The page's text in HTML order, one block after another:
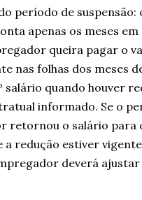
período de suspensão:
apenas os meses
queira pagar o
nas folhas dos meses
salário quando houver
informado. Se o
retornou o salário para
a redução estiver
deverá